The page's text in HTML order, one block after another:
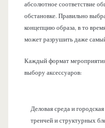
абсолютное соответствие
обстановке. Правильно
концепцию образа, в то
может разрушить даже
Каждый формат
выбору аксессуаров:
Деловая среда и
тренчей и структурных